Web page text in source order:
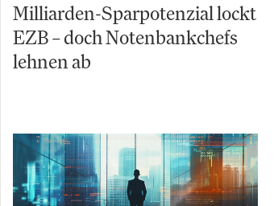
Milliarden-Sparpotenzial lockt
EZB – doch Notenbankchefs
lehnen ab